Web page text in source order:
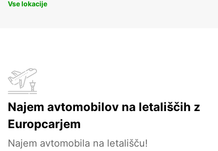
Vse lokacije
Najem avtomobilov na letališčih z
Europcarjem
Najem avtomobila na letališču!